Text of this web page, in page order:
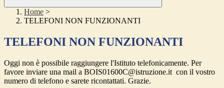
Home >
TELEFONI NON FUNZIONANTI
TELEFONI NON FUNZIONANTI
Oggi non è possibile raggiungere l'Istituto telefonicamente. Per
favore inviare una mail a BOIS01600C@istruzione.it con il vostro
numero di telefono e sarete ricontattati. Grazie.